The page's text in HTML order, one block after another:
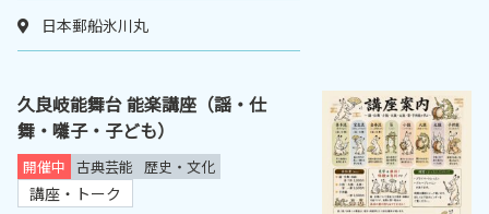
日本郵船氷川丸
久良岐能舞台 能楽講座（謡・仕
舞・囃子・子ども）
開催中 古典芸能 歴史・文化
講座・トーク